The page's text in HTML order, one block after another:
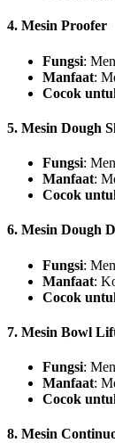
4. Mesin Proofer
Fungsi:
Manfaat:
Cocok
5. Mesin Dough
Fungsi:
Manfaat:
Cocok
6. Mesin Dough
Fungsi:
Manfaat:
Cocok
7. Mesin Bowl
Fungsi:
Manfaat:
Cocok
8. Mesin